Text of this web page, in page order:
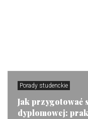
Porady studenckie
Jak przygotować
dyplomowej: